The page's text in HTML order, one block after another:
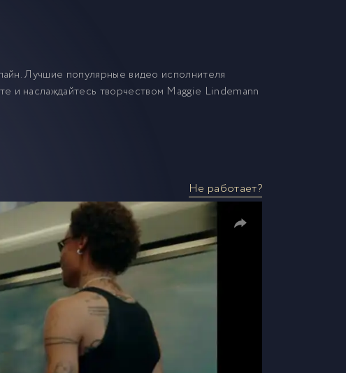
Лучшие популярные видео исполнителя
и наслаждайтесь творчеством Maggie Lindemann
Не работает?